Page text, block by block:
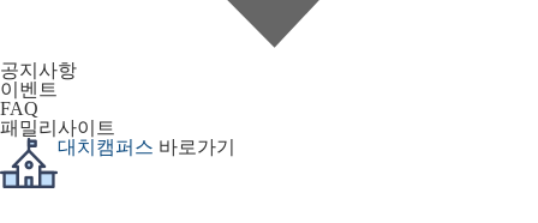
공지사항
이벤트
FAQ
패밀리사이트
대치캠퍼스 바로가기